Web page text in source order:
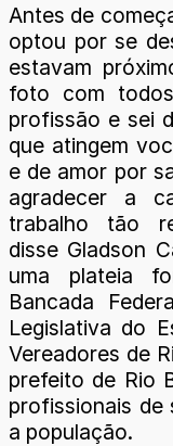
Antes de
optou por se
estavam
foto com
profissão e sei
que atingem
e de amor por
agradecer a
trabalho tão
disse Gladson
uma plateia
Bancada
Legislativa do
Vereadores de
prefeito de Rio
profissionais de
a população.